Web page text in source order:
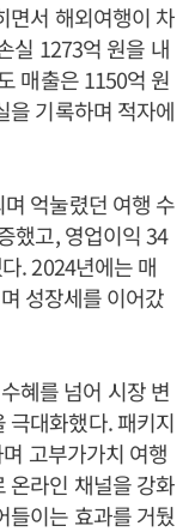
면서 해외여행이 차
실 1273억 원을 내
매출은 1150억 원
을 기록하며 적자에
억눌렸던 여행 수
했고, 영업이익 34
. 2024년에는 매
성장세를 이어갔
혜를 넘어 시장 변
극대화했다. 패키지
고부가가치 여행
온라인 채널을 강화
들이는 효과를 거뒀